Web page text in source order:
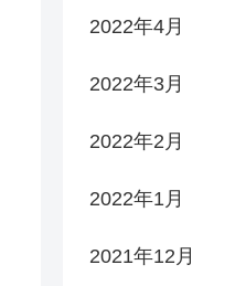
2022年4月
2022年3月
2022年2月
2022年1月
2021年12月